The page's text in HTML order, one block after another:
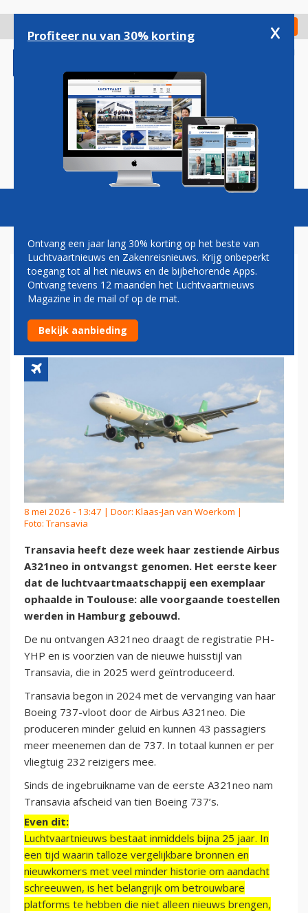
gaan
Check in
Magazine Podcasts Vacatures
TRANSAVIA VOEGT EERSTE
'FRANSE' AIRBUS A321NEO
TOE AAN DE VLOOT
8 mei 2026 - 13:47 | Door: Klaas-Jan van Woerkom |
Foto: Transavia
Transavia heeft deze week haar zestiende Airbus
A321neo in ontvangst genomen. Het eerste keer
dat de luchtvaartmaatschappij een exemplaar
ophaalde in Toulouse: alle voorgaande toestellen
werden in Hamburg gebouwd.
De nu ontvangen A321neo draagt de registratie PH-
YHP en is voorzien van de nieuwe huisstijl van
Transavia, die in 2025 werd geïntroduceerd.
Transavia begon in 2024 met de vervanging van haar
Boeing 737-vloot door de Airbus A321neo. Die
produceren minder geluid en kunnen 43 passagiers
meer meenemen dan de 737. In totaal kunnen er per
vliegtuig 232 reizigers mee.
Sinds de ingebruikname van de eerste A321neo nam
Transavia afscheid van tien Boeing 737’s.
Even dit:
Luchtvaartnieuws bestaat inmiddels bijna 25 jaar. In
een tijd waarin talloze vergelijkbare bronnen en
nieuwkomers met veel minder historie om aandacht
schreeuwen, is het belangrijk om betrouwbare
platforms te hebben die niet alleen nieuws brengen,
Profiteer nu van 30% korting x
Ontvang een jaar lang 30% korting op het beste van
Luchtvaartnieuws en Zakenreisnieuws. Krijg onbeperkt
toegang tot al het nieuws en de bijbehorende Apps.
Ontvang tevens 12 maanden het Luchtvaartnieuws
Magazine in de mail of op de mat.
Bekijk aanbieding